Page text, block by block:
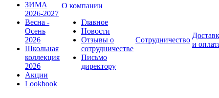
ЗИМА
2026-2027
Весна -
Осень
2026
Школьная
коллекция
2026
Акции
Lookbook
О компании
Главное
Новости
Отзывы о
сотрудничестве
Письмо
директору
Сотрудничество
и